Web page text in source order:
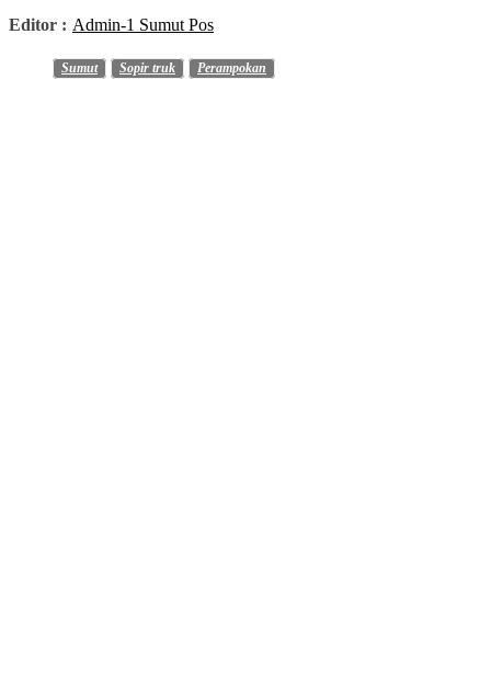
Editor : Admin-1 Sumut Pos
Sumut Sopir truk Perampokan